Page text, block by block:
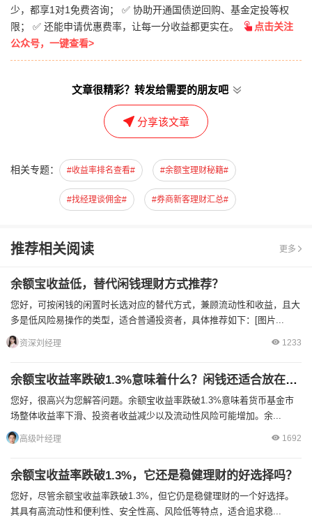
少，都享1对1免费咨询； ✅ 协助开通国债逆回购、基金定投等权
限； ✅ 还能申请优惠费率，让每一分收益都更实在。
点击关注
公众号，一键查看>
文章很精彩？转发给需要的朋友吧
分享该文章
相关专题： #收益率排名查看# #余额宝理财秘籍#
#找经理谈佣金# #券商新客理财汇总#
推荐相关阅读 更多
余额宝收益低，替代闲钱理财方式推荐？
您好，可按闲钱的闲置时长选对应的替代方式，兼顾流动性和收益，且大
多是低风险易操作的类型，适合普通投资者，具体推荐如下：[图片...
资深刘经理 1233
余额宝收益率跌破1.3%意味着什么？闲钱还适合放在余额宝吗？
您好，很高兴为您解答问题。余额宝收益率跌破1.3%意味着货币基金市
场整体收益率下滑、投资者收益减少以及流动性风险可能增加。余...
高级叶经理 1692
余额宝收益率跌破1.3%，它还是稳健理财的好选择吗？
您好，尽管余额宝收益率跌破1.3%，但它仍是稳健理财的一个好选择。
其具有高流动性和便利性、安全性高、风险低等特点，适合追求稳...